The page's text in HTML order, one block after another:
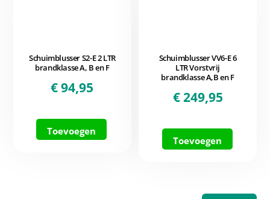
Schuimblusser S2-E 2 LTR
brandklasse A, B en F
€94,95
Toevoegen
Schuimblusser VV6-E 6
LTR Vorstvrij
brandklasse A,B en F
€249,95
Toevoegen